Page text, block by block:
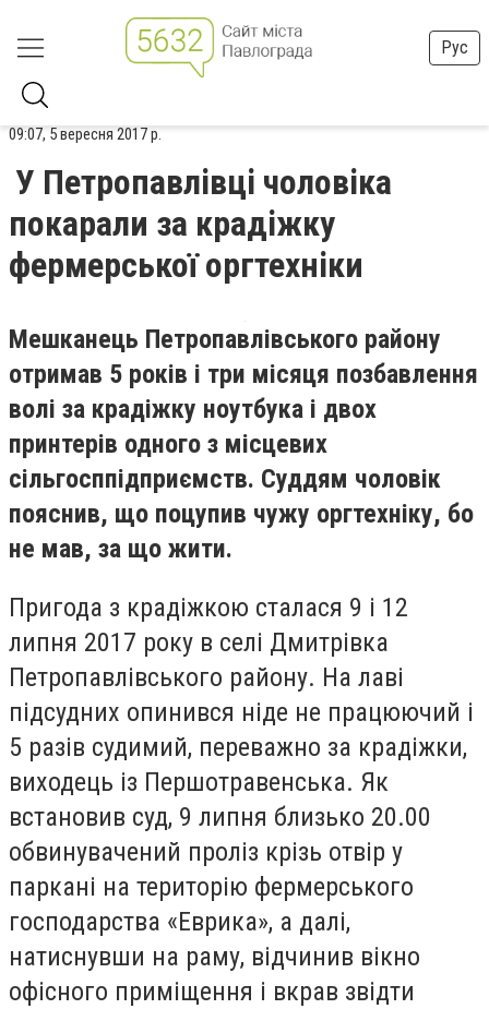
Рус
09:07, 5 вересня 2017 р.
У Петропавлівці чоловіка
покарали за крадіжку
фермерської оргтехніки
Мешканець Петропавлівського району
отримав 5 років і три місяця позбавлення
волі за крадіжку ноутбука і двох
принтерів одного з місцевих
сільгосппідприємств. Суддям чоловік
пояснив, що поцупив чужу оргтехніку, бо
не мав, за що жити.
Пригода з крадіжкою сталася 9 і 12
липня 2017 року в селі Дмитрівка
Петропавлівського району. На лаві
підсудних опинився ніде не працюючий і
5 разів судимий, переважно за крадіжки,
виходець із Першотравенська. Як
встановив суд, 9 липня близько 20.00
обвинувачений проліз крізь отвір у
паркані на територію фермерського
господарства «Еврика», а далі,
натиснувши на раму, відчинив вікно
офісного приміщення і вкрав звідти